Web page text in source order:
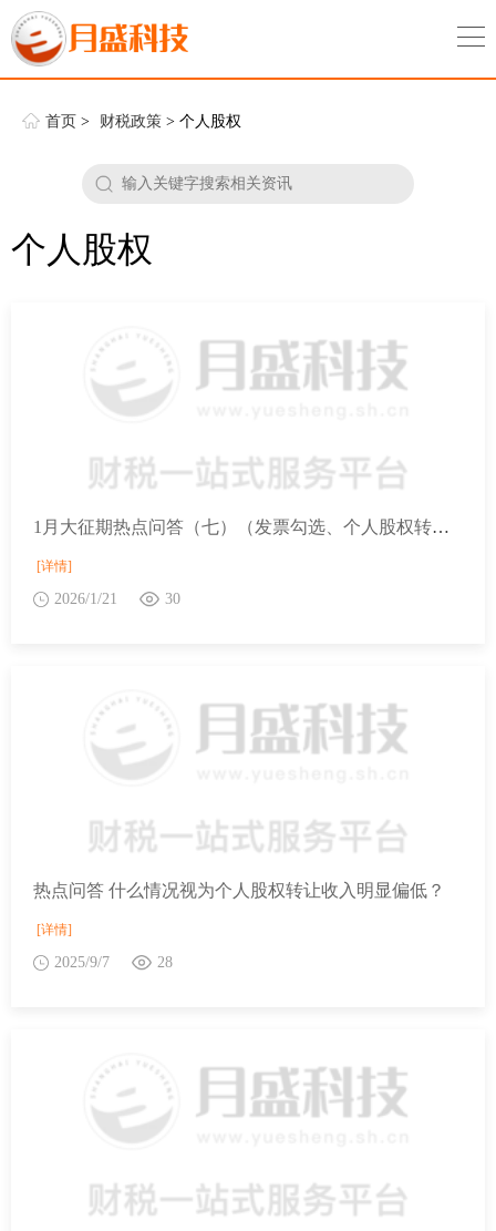
首页 > 财税政策 > 个人股权
个人股权
1月大征期热点问答（七）（发票勾选、个人股权转让操作、退税申请）
[详情]
2026/1/21 30
热点问答 什么情况视为个人股权转让收入明显偏低？
[详情]
2025/9/7 28